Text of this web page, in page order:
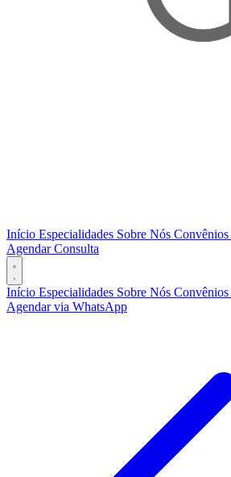
Início Especialidades Sobre Nós Convênios
Agendar Consulta
Início Especialidades Sobre Nós Convênios
Agendar via WhatsApp